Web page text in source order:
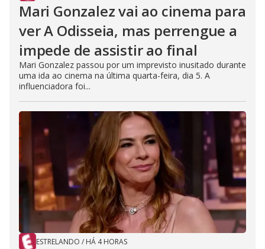
Mari Gonzalez vai ao cinema para
ver A Odisseia, mas perrengue a
impede de assistir ao final
Mari Gonzalez passou por um imprevisto inusitado durante
uma ida ao cinema na última quarta-feira, dia 5. A
influenciadora foi...
ESTRELANDO / HÁ 4 HORAS